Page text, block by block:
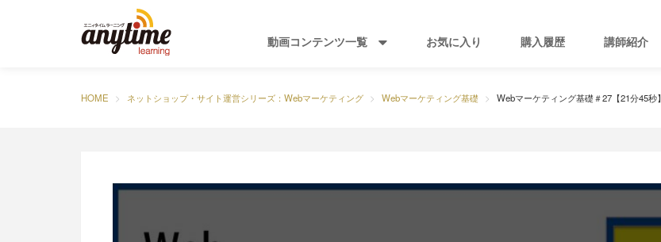
動画コンテンツ一覧 お気に入り 購入履歴 講師紹介
HOME ネットショップ・サイト運営シリーズ：Webマーケティング Webマーケティング基礎 Webマーケティング基礎＃27【21分45秒】